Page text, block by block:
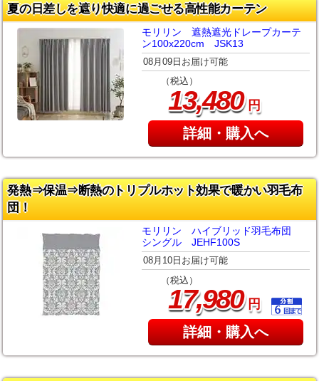
夏の日差しを遮り快適に過ごせる高性能カーテン
モリリン 遮熱遮光ドレープカーテ
ン100x220cm JSK13
08月09日お届け可能
（税込）
13,480円
詳細・購入へ
発熱⇒保温⇒断熱のトリプルホット効果で暖かい羽毛布
団！
モリリン ハイブリッド羽毛布団
シングル JEHF100S
08月10日お届け可能
（税込）
17,980円
詳細・購入へ